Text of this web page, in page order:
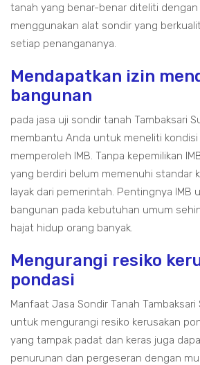
tanah yang benar-benar diteliti dengan
menggunakan alat sondir yang
setiap penangananya.
Mendapatkan izin
bangunan
pada jasa uji sondir tanah Tambaksari
membantu Anda untuk meneliti
memperoleh IMB. Tanpa kepemilikan
yang berdiri belum memenuhi standar
layak dari pemerintah. Pentingnya IMB
bangunan pada kebutuhan umum
hajat hidup orang banyak.
Mengurangi resiko
pondasi
Manfaat Jasa Sondir Tanah
untuk mengurangi resiko kerusakan
yang tampak padat dan keras juga
penurunan dan pergeseran dengan